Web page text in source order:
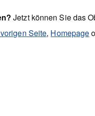
Jetzt können Sie das
Seite, Homepage